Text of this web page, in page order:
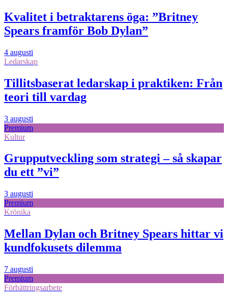
Kvalitet i betraktarens öga: ”Britney
Spears framför Bob Dylan”
4 augusti
Ledarskap
Tillitsbaserat ledarskap i praktiken: Från
teori till vardag
3 augusti
Premium
Kultur
Grupputveckling som strategi – så skapar
du ett ”vi”
3 augusti
Premium
Krönika
Mellan Dylan och Britney Spears hittar vi
kundfokusets dilemma
7 augusti
Premium
Förbättringsarbete